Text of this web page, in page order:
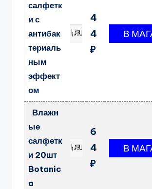
салфетк
и с
антибак
териаль
ным
эффект
ом
4
4
₽
Влажн
ые
салфетк
и 20шт
Botanic
a
6
4
₽